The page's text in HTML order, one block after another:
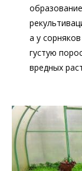
а у
густую
вредных